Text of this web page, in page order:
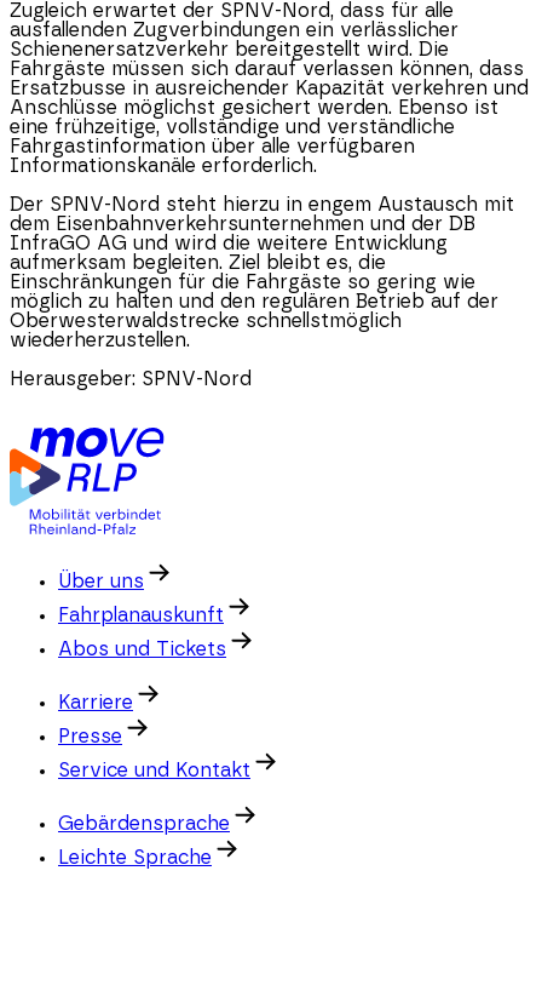
Zugleich erwartet der SPNV-Nord, dass für alle
ausfallenden Zugverbindungen ein verlässlicher
Schienenersatzverkehr bereitgestellt wird. Die
Fahrgäste müssen sich darauf verlassen können, dass
Ersatzbusse in ausreichender Kapazität verkehren und
Anschlüsse möglichst gesichert werden. Ebenso ist
eine frühzeitige, vollständige und verständliche
Fahrgastinformation über alle verfügbaren
Informationskanäle erforderlich.
Der SPNV-Nord steht hierzu in engem Austausch mit
dem Eisenbahnverkehrsunternehmen und der DB
InfraGO AG und wird die weitere Entwicklung
aufmerksam begleiten. Ziel bleibt es, die
Einschränkungen für die Fahrgäste so gering wie
möglich zu halten und den regulären Betrieb auf der
Oberwesterwaldstrecke schnellstmöglich
wiederherzustellen.
Herausgeber: SPNV-Nord
Über uns
Fahrplanauskunft
Abos und Tickets
Karriere
Presse
Service und Kontakt
Gebärdensprache
Leichte Sprache